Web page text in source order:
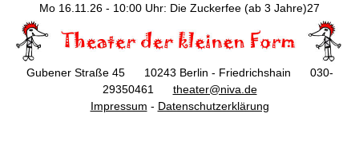
Mo 16.11.26 - 10:00 Uhr: Die Zuckerfee (ab 3 Jahre)27
Gubener Straße 45 10243 Berlin - Friedrichshain 030-
29350461 theater@niva.de
Impressum - Datenschutzerklärung